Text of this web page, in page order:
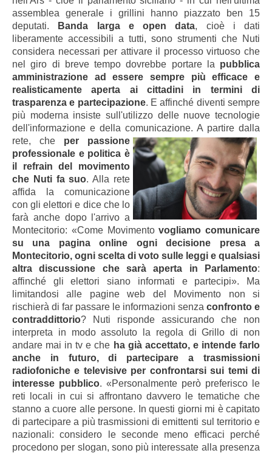
assemblea generale i grillini hanno piazzato ben 15
deputati.
Banda larga e open data, cioè i dati
liberamente accessibili a tutti, sono strumenti che Nuti
considera necessari per attivare il processo virtuoso che
nel giro di breve tempo dovrebbe portare la pubblica
amministrazione ad essere sempre più efficace e
realisticamente aperta ai cittadini in termini di
trasparenza e partecipazione. E affinché diventi sempre
più moderna insiste sull'utilizzo delle nuove tecnologie
dell'informazione e della comunicazione.A partire dalla
rete, che per passione
professionale e politica è
il refrain del movimento
che Nuti fa suo. Alla rete
affida la comunicazione
con gli elettori e dice che lo
farà anche dopo l'arrivo a
Montecitorio: «Come Movimentovogliamo comunicare
su una pagina online ogni decisione presa a
Montecitorio, ogni scelta di voto sulle leggi e qualsiasi
altra discussione che sarà aperta in Parlamento:
affinché gli elettori siano informati e partecipi». Ma
limitandosi alle pagine web del Movimento non si
rischierà di far passare le informazioni senza confronto e
contraddittorio? Nuti risponde assicurando che non
interpreta in modo assoluto la regola di Grillo di non
andare mai in tv e che ha già accettato, e intende farlo
anche in futuro, di partecipare a trasmissioni
radiofoniche e televisive per confrontarsi sui temi di
interesse pubblico. «Personalmente però preferisco le
reti locali in cui si affrontano davvero le tematiche che
stanno a cuore alle persone. In questi giorni mi è capitato
di partecipare a più trasmissioni di emittenti sul territorio e
nazionali: considero le seconde meno efficaci perché
procedono per slogan, sono più interessate alla presenza